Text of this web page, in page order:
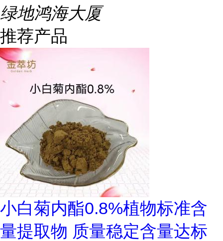
绿地鸿海大厦
推荐产品
小白菊内酯0.8%植物标准含
量提取物 质量稳定含量达标